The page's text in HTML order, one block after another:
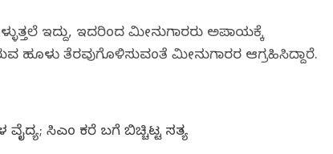
ಇದ್ದು, ಇದರಿಂದ ಮೀನುಗಾರರು ಅಪಾಯಕ್ಕೆ
ಹೂಳು ತೆರವುಗೊಳಿಸುವಂತೆ ಮೀನುಗಾರರ ಆಗ್ರಹಿಸಿದ್ದಾರೆ.
ಸಿಎಂ ಕರೆ ಬಗ್ಗೆ ಬಿಚ್ಚಿಟ್ಟ ಸತ್ಯ